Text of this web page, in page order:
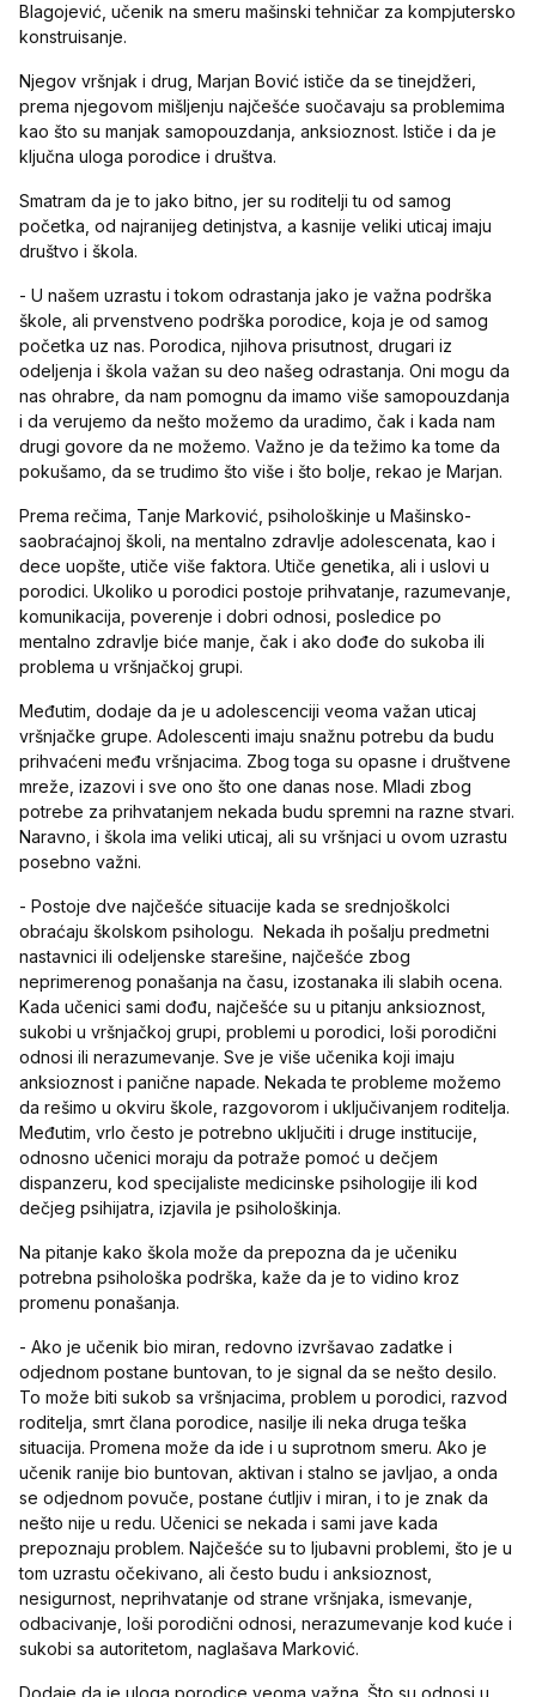
Blagojević, učenik na smeru mašinski tehničar za kompjutersko
konstruisanje.
Njegov vršnjak i drug, Marjan Bović ističe da se tinejdžeri,
prema njegovom mišljenju najčešće suočavaju sa problemima
kao što su manjak samopouzdanja, anksioznost. Ističe i da je
ključna uloga porodice i društva.
Smatram da je to jako bitno, jer su roditelji tu od samog
početka, od najranijeg detinjstva, a kasnije veliki uticaj imaju
društvo i škola.
- U našem uzrastu i tokom odrastanja jako je važna podrška
škole, ali prvenstveno podrška porodice, koja je od samog
početka uz nas. Porodica, njihova prisutnost, drugari iz
odeljenja i škola važan su deo našeg odrastanja. Oni mogu da
nas ohrabre, da nam pomognu da imamo više samopouzdanja
i da verujemo da nešto možemo da uradimo, čak i kada nam
drugi govore da ne možemo. Važno je da težimo ka tome da
pokušamo, da se trudimo što više i što bolje, rekao je Marjan.
Prema rečima, Tanje Marković, psihološkinje u Mašinsko-
saobraćajnoj školi, na mentalno zdravlje adolescenata, kao i
dece uopšte, utiče više faktora. Utiče genetika, ali i uslovi u
porodici. Ukoliko u porodici postoje prihvatanje, razumevanje,
komunikacija, poverenje i dobri odnosi, posledice po
mentalno zdravlje biće manje, čak i ako dođe do sukoba ili
problema u vršnjačkoj grupi.
Međutim, dodaje da je u adolescenciji veoma važan uticaj
vršnjačke grupe. Adolescenti imaju snažnu potrebu da budu
prihvaćeni među vršnjacima. Zbog toga su opasne i društvene
mreže, izazovi i sve ono što one danas nose. Mladi zbog
potrebe za prihvatanjem nekada budu spremni na razne stvari.
Naravno, i škola ima veliki uticaj, ali su vršnjaci u ovom uzrastu
posebno važni.
- Postoje dve najčešće situacije kada se srednjoškolci
obraćaju školskom psihologu. Nekada ih pošalju predmetni
nastavnici ili odeljenske starešine, najčešće zbog
neprimerenog ponašanja na času, izostanaka ili slabih ocena.
Kada učenici sami dođu, najčešće su u pitanju anksioznost,
sukobi u vršnjačkoj grupi, problemi u porodici, loši porodični
odnosi ili nerazumevanje. Sve je više učenika koji imaju
anksioznost i panične napade. Nekada te probleme možemo
da rešimo u okviru škole, razgovorom i uključivanjem roditelja.
Međutim, vrlo često je potrebno uključiti i druge institucije,
odnosno učenici moraju da potraže pomoć u dečjem
dispanzeru, kod specijaliste medicinske psihologije ili kod
dečjeg psihijatra, izjavila je psihološkinja.
Na pitanje kako škola može da prepozna da je učeniku
potrebna psihološka podrška, kaže da je to vidino kroz
promenu ponašanja.
- Ako je učenik bio miran, redovno izvršavao zadatke i
odjednom postane buntovan, to je signal da se nešto desilo.
To može biti sukob sa vršnjacima, problem u porodici, razvod
roditelja, smrt člana porodice, nasilje ili neka druga teška
situacija. Promena može da ide i u suprotnom smeru. Ako je
učenik ranije bio buntovan, aktivan i stalno se javljao, a onda
se odjednom povuče, postane ćutljiv i miran, i to je znak da
nešto nije u redu. Učenici se nekada i sami jave kada
prepoznaju problem. Najčešće su to ljubavni problemi, što je u
tom uzrastu očekivano, ali često budu i anksioznost,
nesigurnost, neprihvatanje od strane vršnjaka, ismevanje,
odbacivanje, loši porodični odnosi, nerazumevanje kod kuće i
sukobi sa autoritetom, naglašava Marković.
Dodaje da je uloga porodice veoma važna. Što su odnosi u